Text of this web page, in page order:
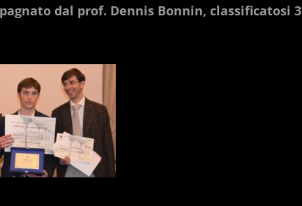
dal prof. Dennis Bonnin, classificatosi